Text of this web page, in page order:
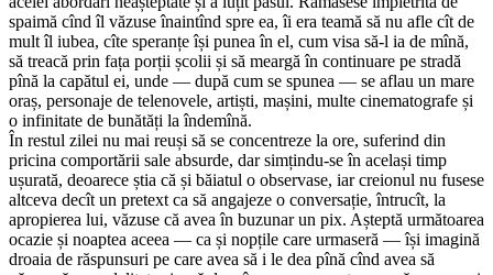
spaimă cînd îl văzuse înaintînd spre ea, îi era teamă să nu afle cît de
mult îl iubea, cîte speranțe își punea în el, cum visa să-l ia de mînă,
să treacă prin fața porții școlii și să meargă în continuare pe stradă
pînă la capătul ei, unde — după cum se spunea — se aflau un mare
oraș, personaje de telenovele, artiști, mașini, multe cinematografe și
o infinitate de bunătăți la îndemînă.
În restul zilei nu mai reuși să se concentreze la ore, suferind din
pricina comportării sale absurde, dar simțindu-se în același timp
ușurată, deoarece știa că și băiatul o observase, iar creionul nu fusese
altceva decît un pretext ca să angajeze o conversație, întrucît, la
apropierea lui, văzuse că avea în buzunar un pix. Așteptă următoarea
ocazie și noaptea aceea — ca și nopțile care urmaseră — își imagină
droaia de răspunsuri pe care avea să i le dea pînă cînd avea să